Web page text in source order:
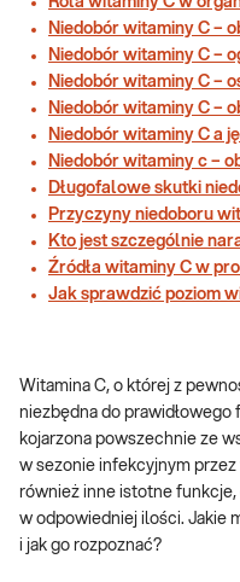
Niedobór witaminy C –
Niedobór witaminy C –
Niedobór witaminy C –
Niedobór witaminy C –
Niedobór witaminy C a
Niedobór witaminy c –
Długofalowe skutki
Przyczyny niedoboru
Kto jest szczególnie
Źródła witaminy C w
Jak sprawdzić poziom
Witamina C, o której z
niezbędna do
kojarzona powszechnie ze
w sezonie infekcyjnym przez
również inne istotne
w odpowiedniej ilości. Jakie
i jak go rozpoznać?